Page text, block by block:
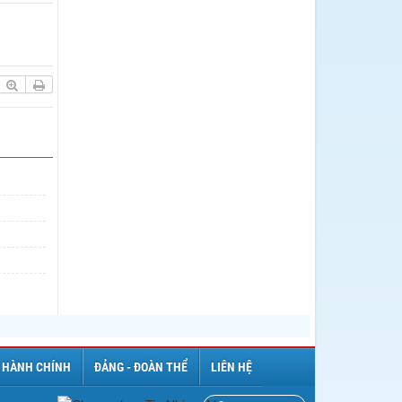
CHÍNH ĐẢNG - ĐOÀN THỂ LIÊN HỆ